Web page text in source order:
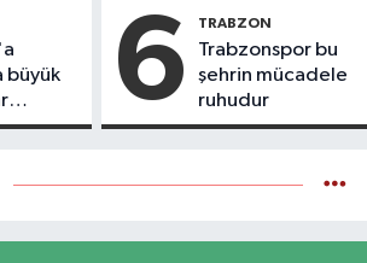
büyük
6 TRABZON
Trabzonspor bu
şehrin mücadele
ruhudur